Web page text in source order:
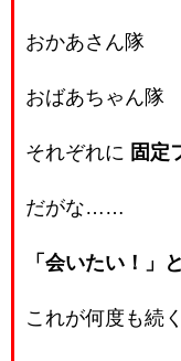
おかあさん隊
おばあちゃん隊
それぞれに 固定
だがな……
「会いたい！」
これが何度も続